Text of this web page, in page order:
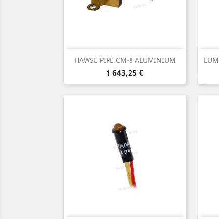
HAWSE PIPE CM-8 ALUMINIUM
Prix
1 643,25 €
Aperçu rapide